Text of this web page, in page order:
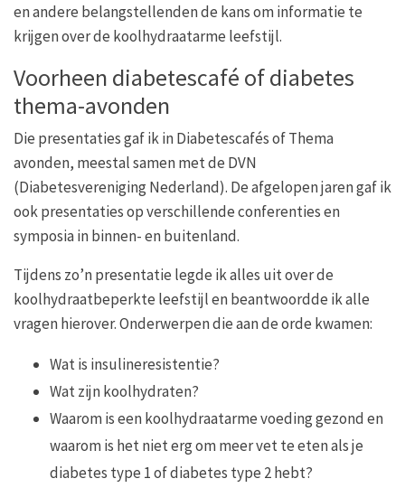
en andere belangstellenden de kans om informatie te
krijgen over de koolhydraatarme leefstijl.
Voorheen diabetescafé of diabetes
thema-avonden
Die presentaties gaf ik in Diabetescafés of Thema
avonden, meestal samen met de DVN
(Diabetesvereniging Nederland). De afgelopen jaren gaf ik
ook presentaties op verschillende conferenties en
symposia in binnen- en buitenland.
Tijdens zo’n presentatie legde ik alles uit over de
koolhydraatbeperkte leefstijl en beantwoordde ik alle
vragen hierover. Onderwerpen die aan de orde kwamen:
Wat is insulineresistentie?
Wat zijn koolhydraten?
Waarom is een koolhydraatarme voeding gezond en
waarom is het niet erg om meer vet te eten als je
diabetes type 1 of diabetes type 2 hebt?